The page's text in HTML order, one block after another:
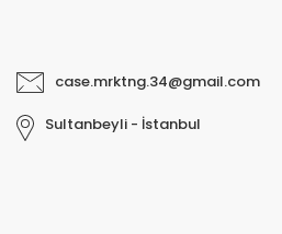
case.mrktng.34@gmail.com
Sultanbeyli - İstanbul